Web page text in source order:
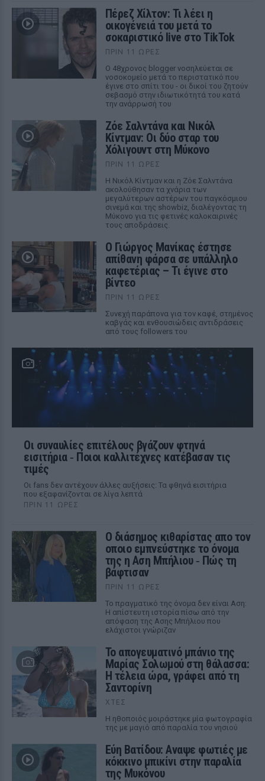
Πέρεζ Χίλτον: Τι λέει η
οικογένειά του μετά το
σοκαριστικό live στο TikTok
ΠΡΙΝ 11 ΏΡΕΣ
Ο 48χρονος blogger νοσηλεύεται σε
νοσοκομείο μετά το περιστατικό που
έγινε στο σπίτι του - οι δικοί του ζητούν
σεβασμό στην ιδιωτικότητά του κατά
την ανάρρωσή του
Ζόε Σαλντάνα και Νικόλ
Κίντμαν: Οι δύο σταρ του
Χόλιγουντ στη Μύκονο
ΠΡΙΝ 11 ΏΡΕΣ
Η Νικόλ Κίντμαν και η Ζόε Σαλντάνα
ακολούθησαν τα χνάρια των
μεγαλύτερων αστέρων του παγκόσμιου
σινεμά και της showbiz, διαλέγοντας τη
Μύκονο για τις φετινές καλοκαιρινές
τους αποδράσεις.
Ο Γιώργος Μανίκας έστησε
απίθανη φάρσα σε υπάλληλο
καφετέριας – Τι έγινε στο
βίντεο
ΠΡΙΝ 11 ΏΡΕΣ
Συνεχή παράπονα για τον καφέ, στημένος
καβγάς και ενθουσιώδεις αντιδράσεις
από τους followers του
Οι συναυλίες επιτέλους βγάζουν φτηνά
εισιτήρια ‑ Ποιοι καλλιτέχνες κατέβασαν τις
τιμές
Οι fans δεν αντέχουν άλλες αυξήσεις: Τα φθηνά εισιτήρια
που εξαφανίζονται σε λίγα λεπτά
ΠΡΙΝ 11 ΏΡΕΣ
Ο διάσημος κιθαρίστας απο τον
οποιο εμπνεύστηκε το όνομα
της η Αση Μπήλιου ‑ Πώς τη
βάφτισαν
ΠΡΙΝ 11 ΏΡΕΣ
Το πραγματικό της όνομα δεν είναι Αση:
Η απίστευτη ιστορία πίσω από την
απόφαση της Ασης Μπήλιου που
ελάχιστοι γνώριζαν
Το απογευματινό μπάνιο της
Μαρίας Σολωμού στη θάλασσα:
Η τέλεια ώρα, γράφει από τη
Σαντορίνη
ΧΤΕΣ
Η ηθοποιός μοιράστηκε μία φωτογραφία
της με μαγιό από παραλία του νησιού
Εύη Βατίδου: Αναψε φωτιές με
κόκκινο μπικίνι στην παραλία
της Μυκόνου